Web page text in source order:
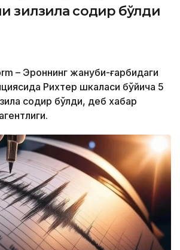
зилзила содир бўлди
– Эроннинг жануби-ғарбидаги
Рихтер шкаласи бўйича 5
содир бўлди, деб хабар
агентлиги.